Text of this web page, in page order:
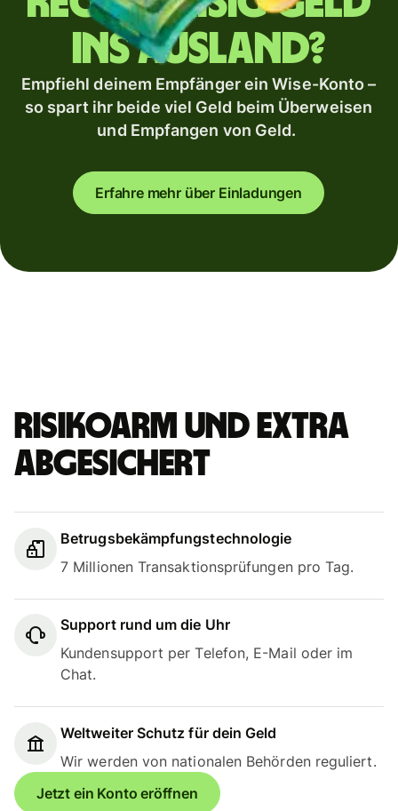
ins Ausland?
Empfiehl deinem Empfänger ein Wise-Konto –
so spart ihr beide viel Geld beim Überweisen
und Empfangen von Geld.
Erfahre mehr über Einladungen
Risikoarm und extra
abgesichert
Betrugsbekämpfungstechnologie
7 Millionen Transaktionsprüfungen pro Tag.
Support rund um die Uhr
Kundensupport per Telefon, E-Mail oder im
Chat.
Weltweiter Schutz für dein Geld
Wir werden von nationalen Behörden reguliert.
Jetzt ein Konto eröffnen